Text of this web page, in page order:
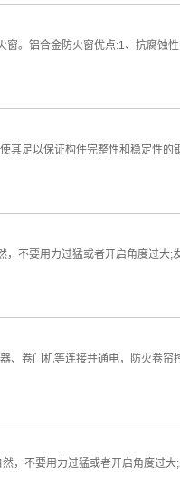
。铝合金防火窗优点:1、抗腐蚀
足以保证构件完整性和稳定性的
不要用力过猛或者开启角度过大;
、卷门机等连接并通电，防火卷
，不要用力过猛或者开启角度过